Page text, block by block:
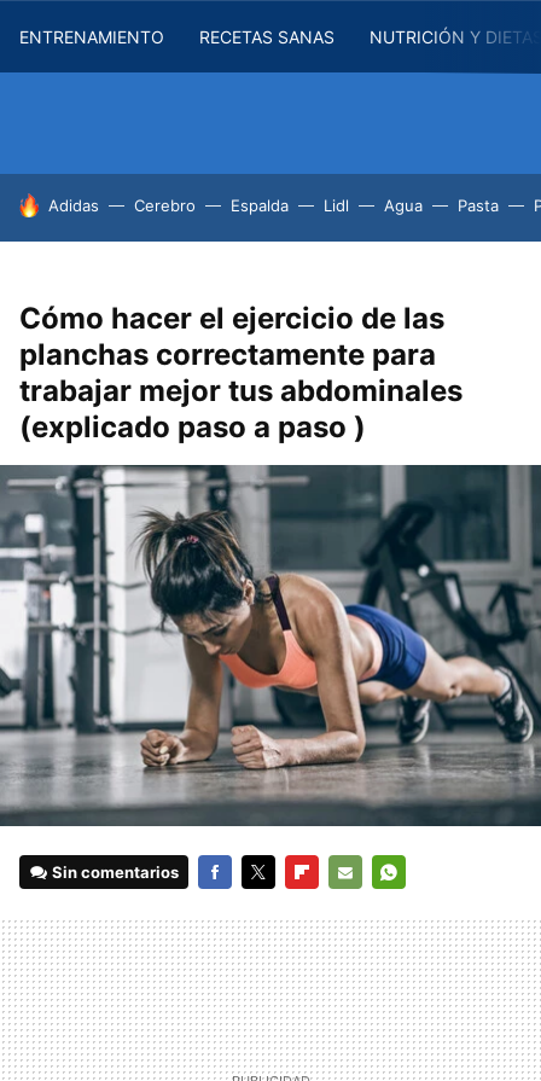
ENTRENAMIENTO RECETAS SANAS NUTRICIÓN Y
HOY SE HABLA DE
Adidas Cerebro Espalda Lidl Agua Pasta
Cómo hacer el ejercicio de las
planchas correctamente para
trabajar mejor tus abdominales
(explicado paso a paso )
Sin comentarios
MAIL